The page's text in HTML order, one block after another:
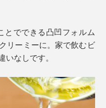
でできる凸凹フォルム
リーミーに。家で飲むビ
なしです。